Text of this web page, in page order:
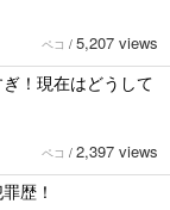
ペコ / 5,207 views
！現在はどうして
ペコ / 2,397 views
歴！